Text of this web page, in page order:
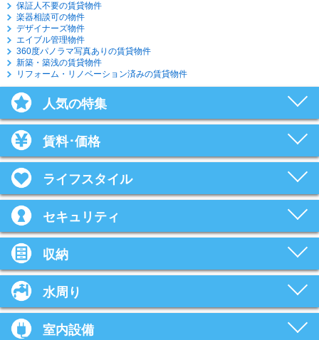
保証人不要の賃貸物件
楽器相談可の物件
デザイナーズ物件
エイブル管理物件
360度パノラマ写真ありの賃貸物件
新築・築浅の賃貸物件
リフォーム・リノベーション済みの賃貸物件
人気の特集
賃料･価格
ライフスタイル
セキュリティ
収納
水周り
室内設備